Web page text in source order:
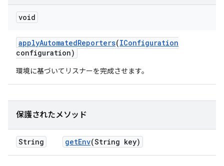
void
applyAutomatedReporters(IConfiguration
configuration)
環境に基づいてリスナーを完成させます。
保護されたメソッド
String getEnv(String key)